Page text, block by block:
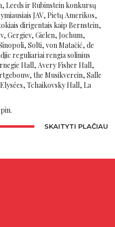
Leeds ir Rubinstein konkursų
JAV, Pietų Amerikos,
dirigentais kaip Bernstein,
Gergiev, Gielen, Jochum,
Solti, von Matačić, de
reguliariai rengia solinius
Hall, Avery Fisher Hall,
the Musikverein, Salle
Tchaikovsky Hall, La
SKAITYTI PLAČIAU